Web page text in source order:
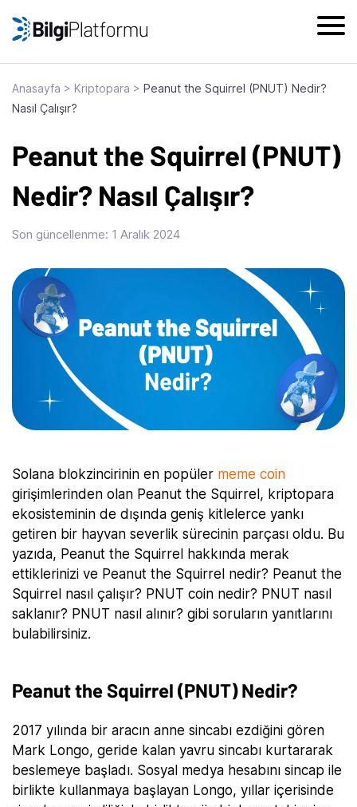
Anasayfa > Kriptopara > Peanut the Squirrel (PNUT) Nedir?
Nasıl Çalışır?
Peanut the Squirrel (PNUT)
Nedir? Nasıl Çalışır?
Son güncellenme: 1 Aralık 2024
Solana blokzincirinin en popüler meme coin
girişimlerinden olan Peanut the Squirrel, kriptopara
ekosisteminin de dışında geniş kitlelerce yankı
getiren bir hayvan severlik sürecinin parçası oldu. Bu
yazıda, Peanut the Squirrel hakkında merak
ettiklerinizi ve Peanut the Squirrel nedir? Peanut the
Squirrel nasıl çalışır? PNUT coin nedir? PNUT nasıl
saklanır? PNUT nasıl alınır? gibi soruların yanıtlarını
bulabilirsiniz.
Peanut the Squirrel (PNUT) Nedir?
2017 yılında bir aracın anne sincabı ezdiğini gören
Mark Longo, geride kalan yavru sincabı kurtararak
beslemeye başladı. Sosyal medya hesabını sincap ile
birlikte kullanmaya başlayan Longo, yıllar içerisinde